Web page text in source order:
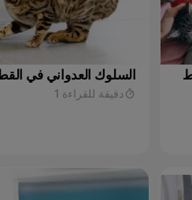
السلوك العدواني في
دقيقة للقراءة 1